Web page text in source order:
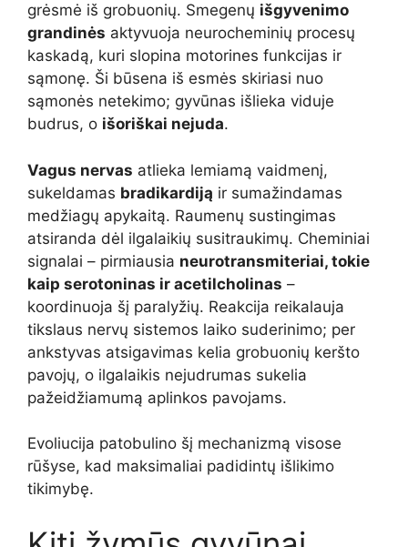
grėsmė iš grobuonių. Smegenų išgyvenimo
grandinės aktyvuoja neurocheminių procesų
kaskadą, kuri slopina motorines funkcijas ir
sąmonę. Ši būsena iš esmės skiriasi nuo
sąmonės netekimo; gyvūnas išlieka viduje
budrus, o išoriškai nejuda.
Vagus nervas atlieka lemiamą vaidmenį,
sukeldamas bradikardiją ir sumažindamas
medžiagų apykaitą. Raumenų sustingimas
atsiranda dėl ilgalaikių susitraukimų. Cheminiai
signalai – pirmiausia neurotransmiteriai, tokie
kaip serotoninas ir acetilcholinas –
koordinuoja šį paralyžių. Reakcija reikalauja
tikslaus nervų sistemos laiko suderinimo; per
ankstyvas atsigavimas kelia grobuonių keršto
pavojų, o ilgalaikis nejudrumas sukelia
pažeidžiamumą aplinkos pavojams.
Evoliucija patobulino šį mechanizmą visose
rūšyse, kad maksimaliai padidintų išlikimo
tikimybę.